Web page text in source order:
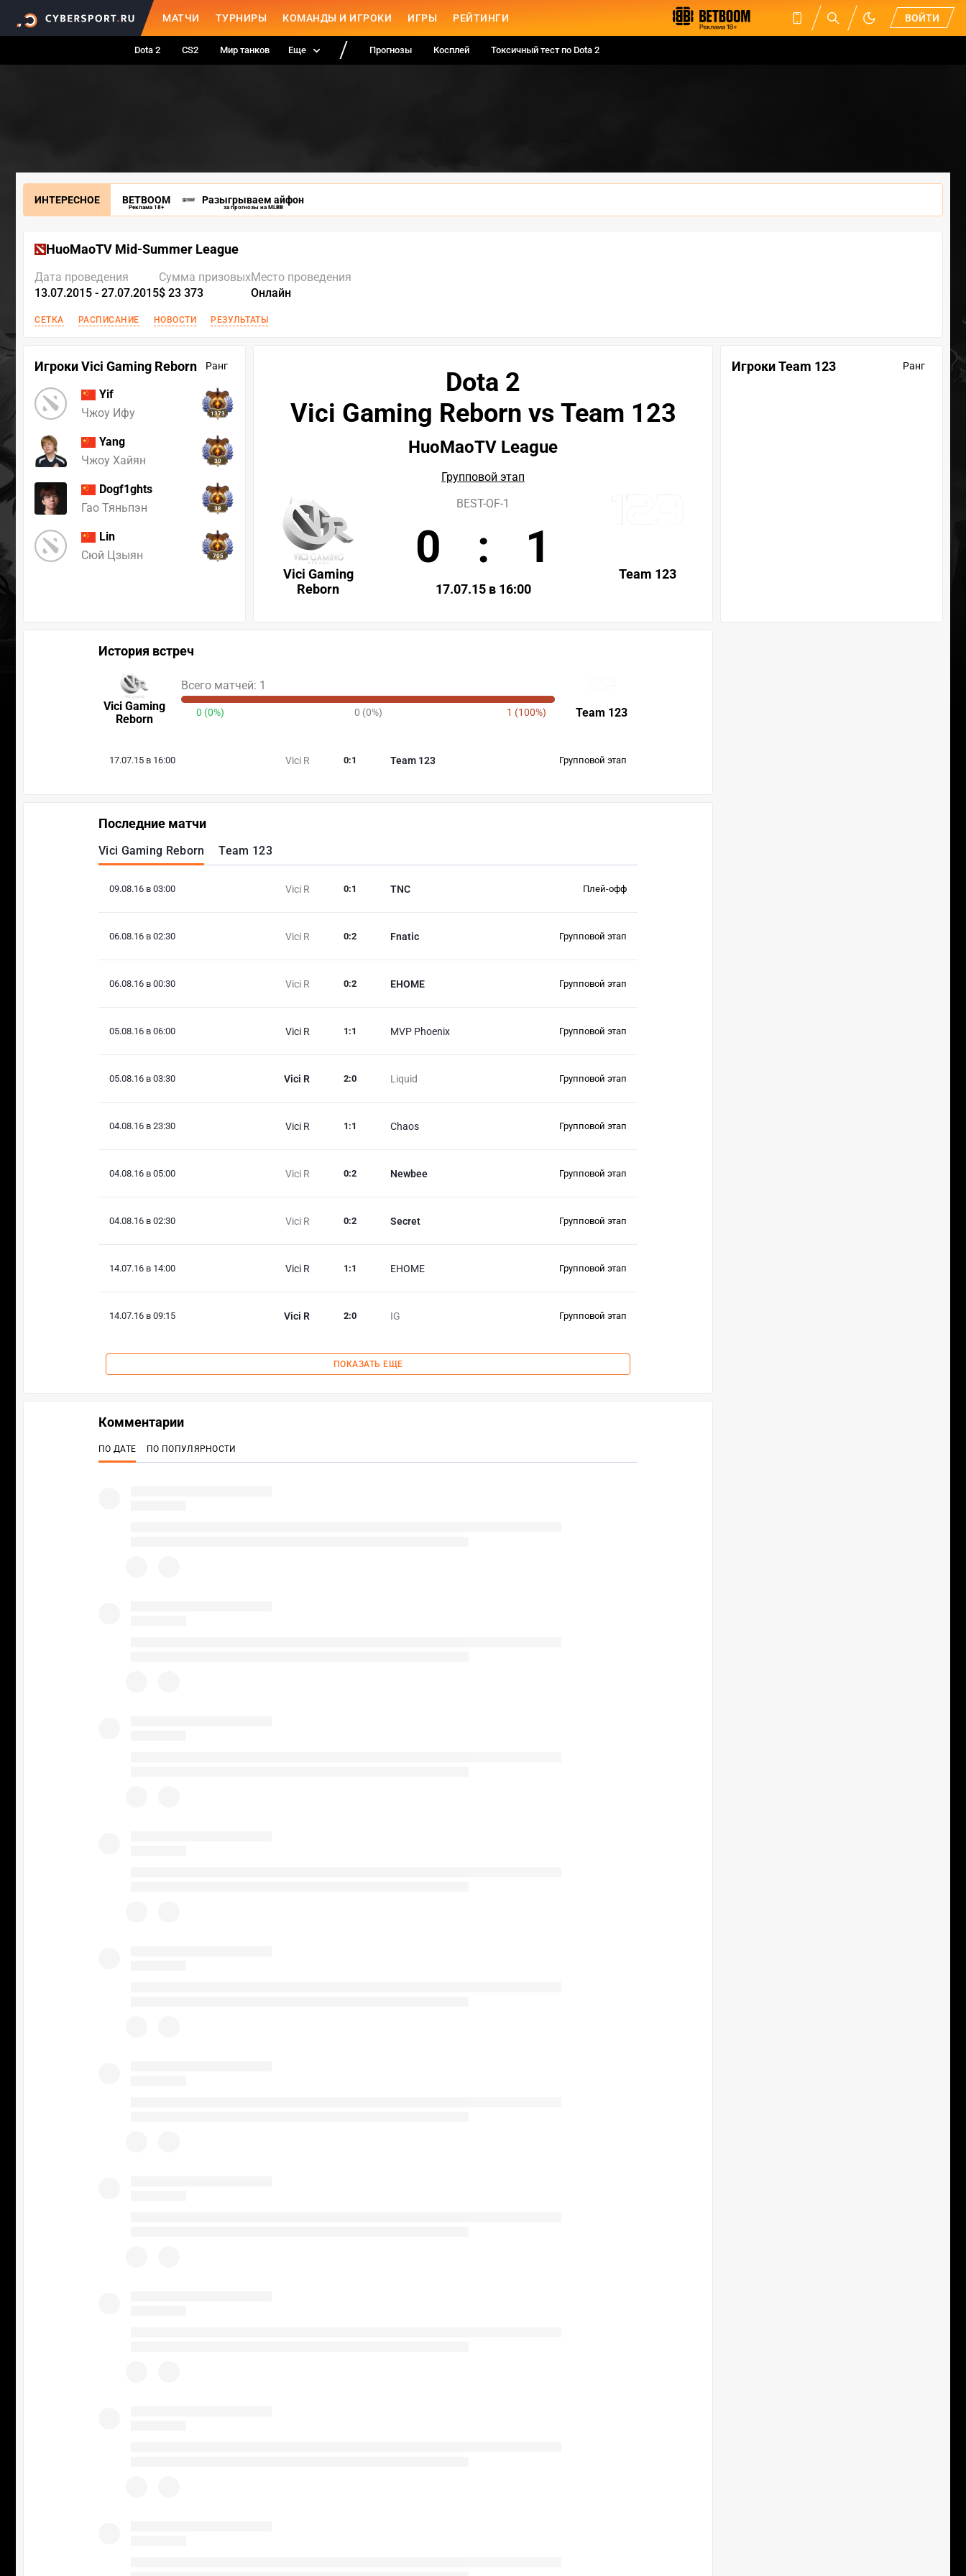
МАТЧИ ТУРНИРЫ КОМАНДЫ И ИГРОКИ ИГРЫ РЕЙТИНГИ ВОЙТИ
Dota 2 CS2 Мир танков Еще Прогнозы Косплей Токсичный тест по Dota 2
ИНТЕРЕСНОЕ BETBOOM
Реклама 18+
Разыгрываем айфон
за прогнозы на MLBB
HuoMaoTV Mid-Summer League
Дата проведения
13.07.2015 - 27.07.2015
Сумма призовых
$ 23 373
Место проведения
Онлайн
СЕТКА РАСПИСАНИЕ НОВОСТИ РЕЗУЛЬТАТЫ
Игроки Vici Gaming Reborn Ранг
Yif
Чжоу Ифу
1373
Yang
Чжоу Хайян
30
Dogf1ghts
Гао Тяньпэн
38
Lin
Сюй Цзыян
705
Игроки Team 123 Ранг
Dota 2
Vici Gaming Reborn vs Team 123
HuoMaoTV League
Групповой этап
Vici Gaming
Reborn
Team 123
BEST-OF-1
0 : 1
17.07.15 в 16:00
История встреч
Vici Gaming
Reborn
Team 123
Всего матчей: 1
0 (0%) 0 (0%) 1 (100%)
17.07.15 в 16:00 Vici R Team 123
0:1 Групповой этап
Последние матчи
Vici Gaming Reborn Team 123
09.08.16 в 03:00 Vici R TNC
0:1 Плей-офф
06.08.16 в 02:30 Vici R Fnatic
0:2 Групповой этап
06.08.16 в 00:30 Vici R EHOME
0:2 Групповой этап
05.08.16 в 06:00 Vici R MVP Phoenix
1 :1 Групповой этап
05.08.16 в 03:30 Vici R Liquid
2:0 Групповой этап
04.08.16 в 23:30 Vici R Chaos
1 :1 Групповой этап
04.08.16 в 05:00 Vici R Newbee
0:2 Групповой этап
04.08.16 в 02:30 Vici R Secret
0:2 Групповой этап
14.07.16 в 14:00 Vici R EHOME
1 :1 Групповой этап
14.07.16 в 09:15 Vici R IG
2:0 Групповой этап
ПОКАЗАТЬ ЕЩЕ
Комментарии
ПО ДАТЕ ПО ПОПУЛЯРНОСТИ